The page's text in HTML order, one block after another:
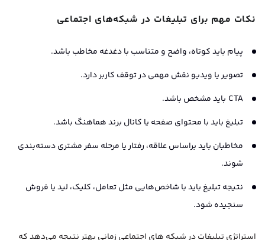
نکات مهم برای تبلیغات در شبکه‌های اجتماعی
پیام باید کوتاه، واضح و متناسب با دغدغه مخاطب باشد.
تصویر یا ویدیو نقش مهمی در توقف کاربر دارد.
CTA باید مشخص باشد.
تبلیغ باید با محتوای صفحه یا کانال برند هماهنگ باشد.
مخاطبان باید براساس علاقه، رفتار یا مرحله سفر مشتری دسته‌بندی
شوند.
نتیجه تبلیغ باید با شاخص‌هایی مثل تعامل، کلیک، لید یا فروش
سنجیده شود.
استراتژی تبلیغات در شبکه های اجتماعی زمانی بهتر نتیجه می‌دهد که